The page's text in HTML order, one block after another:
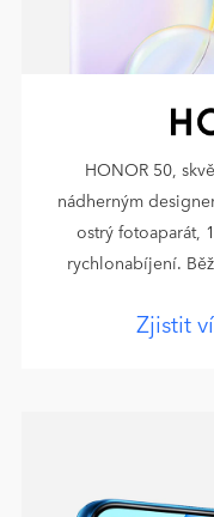
HONOR 50,
nádherným
ostrý fotoaparát,
rychlonabíjení.
Zjistit